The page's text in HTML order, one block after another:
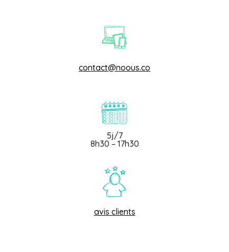
contact@noous.co
5j/7
8h30 – 17h30
avis clients